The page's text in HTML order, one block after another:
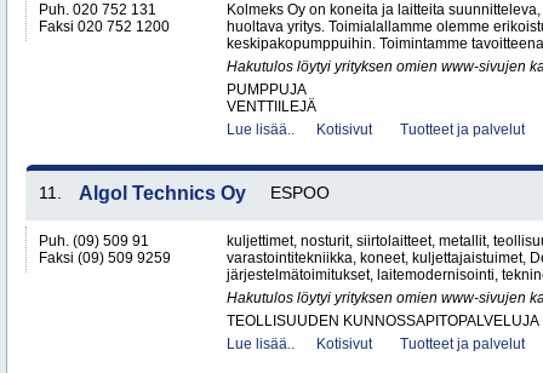
Puh. 020 752 131
Faksi 020 752 1200
Kolmeks Oy on koneita ja laitteita
huoltava yritys. Toimialallamme olemme
keskipakopumppuihin. Toimintamme
Hakutulos löytyi yrityksen omien www-sivujen
PUMPPUJA
VENTTIILEJÄ
Lue lisää..
Kotisivut Tuotteet ja palvelut
11. Algol Technics Oy ESPOO
Puh. (09) 509 91
Faksi (09) 509 9259
kuljettimet, nosturit, siirtolaitteet, metallit,
varastointitekniikka, koneet, kuljettajaistuimet,
järjestelmätoimitukset, laitemodernisointi,
Hakutulos löytyi yrityksen omien www-sivujen
TEOLLISUUDEN KUNNOSSAPITOPALVELUJA
Lue lisää..
Kotisivut Tuotteet ja palvelut